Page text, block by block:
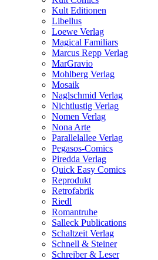
Kult Editionen
Libellus
Loewe Verlag
Magical Familiars
Marcus Repp Verlag
MarGravio
Mohlberg Verlag
Mosaik
Naglschmid Verlag
Nichtlustig Verlag
Nomen Verlag
Nona Arte
Parallelallee Verlag
Pegasos-Comics
Piredda Verlag
Quick Easy Comics
Reprodukt
Retrofabrik
Riedl
Romantruhe
Salleck Publications
Schaltzeit Verlag
Schnell & Steiner
Schreiber & Leser